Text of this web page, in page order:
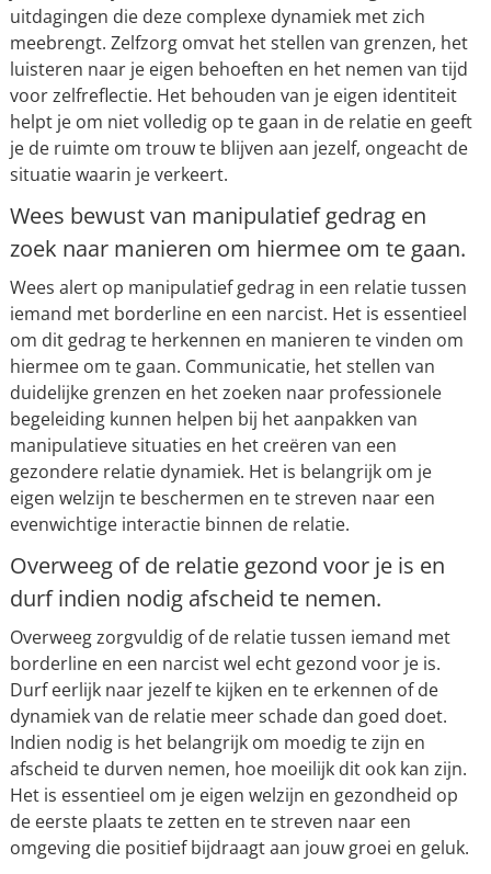
uitdagingen die deze complexe dynamiek met zich
meebrengt. Zelfzorg omvat het stellen van grenzen, het
luisteren naar je eigen behoeften en het nemen van tijd
voor zelfreflectie. Het behouden van je eigen identiteit
helpt je om niet volledig op te gaan in de relatie en geeft
je de ruimte om trouw te blijven aan jezelf, ongeacht de
situatie waarin je verkeert.
Wees bewust van manipulatief gedrag en
zoek naar manieren om hiermee om te gaan.
Wees alert op manipulatief gedrag in een relatie tussen
iemand met borderline en een narcist. Het is essentieel
om dit gedrag te herkennen en manieren te vinden om
hiermee om te gaan. Communicatie, het stellen van
duidelijke grenzen en het zoeken naar professionele
begeleiding kunnen helpen bij het aanpakken van
manipulatieve situaties en het creëren van een
gezondere relatie dynamiek. Het is belangrijk om je
eigen welzijn te beschermen en te streven naar een
evenwichtige interactie binnen de relatie.
Overweeg of de relatie gezond voor je is en
durf indien nodig afscheid te nemen.
Overweeg zorgvuldig of de relatie tussen iemand met
borderline en een narcist wel echt gezond voor je is.
Durf eerlijk naar jezelf te kijken en te erkennen of de
dynamiek van de relatie meer schade dan goed doet.
Indien nodig is het belangrijk om moedig te zijn en
afscheid te durven nemen, hoe moeilijk dit ook kan zijn.
Het is essentieel om je eigen welzijn en gezondheid op
de eerste plaats te zetten en te streven naar een
omgeving die positief bijdraagt aan jouw groei en geluk.